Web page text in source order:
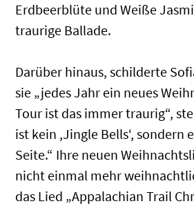
Erdbeerblüte und Weiße
traurige Ballade.
Darüber hinaus, schilderte
sie „jedes Jahr ein neues
Tour ist das immer traurig“,
ist kein ,Jingle Bells‘, sondern
Seite.“ Ihre neuen
nicht einmal mehr
das Lied „Appalachian Trail